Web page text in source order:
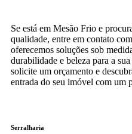
Se está em Mesão Frio e
qualidade, entre em contato
oferecemos soluções sob
durabilidade e beleza para a
solicite um orçamento e
entrada do seu imóvel com um
Serralharia